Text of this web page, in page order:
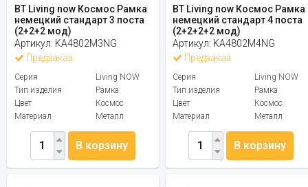
BT Living now Космос Рамка
немецкий стандарт 3 поста
(2+2+2 мод)
Артикул: KA4802M3NG
Предзаказ
Серия
Living NOW
Тип изделия
Рамка
Цвет
Космос
Материал
Металл
В корзину
BT Living now Космос Рамка
немецкий стандарт 4 поста
(2+2+2+2 мод)
Артикул: KA4802M4NG
Предзаказ
Серия
Living NOW
Тип изделия
Рамка
Цвет
Космос
Материал
Металл
В корзину